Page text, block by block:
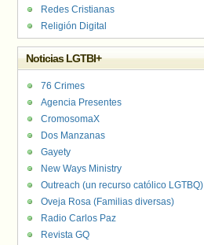
Redes Cristianas
Religión Digital
Noticias LGTBI+
76 Crimes
Agencia Presentes
CromosomaX
Dos Manzanas
Gayety
New Ways Ministry
Outreach (un recurso católico LGTBQ)
Oveja Rosa (Familias diversas)
Radio Carlos Paz
Revista GQ